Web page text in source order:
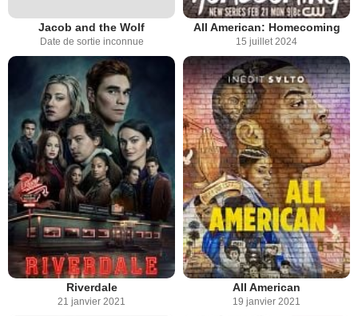
Jacob and the Wolf
Date de sortie inconnue
All American: Homecoming
15 juillet 2024
Riverdale
21 janvier 2021
All American
19 janvier 2021